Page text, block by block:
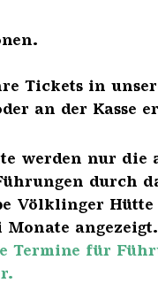
Tickets in
an der Kasse
werden nur die
durch
Völklinger
angezeigt.
Termine für